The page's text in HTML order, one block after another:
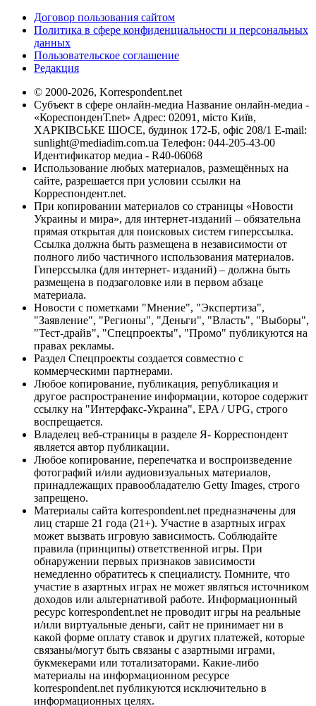
Договор пользования сайтом
Политика в сфере конфиденциальности и персональных
данных
Пользовательское соглашение
Редакция
© 2000-2026, Korrespondent.net
Субъект в сфере онлайн-медиа Название онлайн-медиа -
«КореспонденТ.net» Адрес: 02091, місто Київ,
ХАРКІВСЬКЕ ШОСЕ, будинок 172-Б, офіс 208/1 E-mail:
sunlight@mediadim.com.ua Телефон: 044-205-43-00
Идентификатор медиа - R40-06068
Использование любых материалов, размещённых на
сайте, разрешается при условии ссылки на
Корреспондент.net.
При копировании материалов со страницы «Новости
Украины и мира», для интернет-изданий – обязательна
прямая открытая для поисковых систем гиперссылка.
Ссылка должна быть размещена в независимости от
полного либо частичного использования материалов.
Гиперссылка (для интернет- изданий) – должна быть
размещена в подзаголовке или в первом абзаце
материала.
Новости с пометками "Мнение", "Экспертиза",
"Заявление", "Регионы", "Деньги", "Власть", "Выборы",
"Тест-драйв", "Спецпроекты", "Промо" публикуются на
правах рекламы.
Раздел Спецпроекты создается совместно с
коммерческими партнерами.
Любое копирование, публикация, републикация и
другое распространение информации, которое содержит
ссылку на "Интерфакс-Украина", EPA / UPG, строго
воспрещается.
Владелец веб-страницы в разделе Я- Корреспондент
является автор публикации.
Любое копирование, перепечатка и воспроизведение
фотографий и/или аудиовизуальных материалов,
принадлежащих правообладателю Getty Images, строго
запрещено.
Материалы сайта korrespondent.net предназначены для
лиц старше 21 года (21+). Участие в азартных играх
может вызвать игровую зависимость. Соблюдайте
правила (принципы) ответственной игры. При
обнаружении первых признаков зависимости
немедленно обратитесь к специалисту. Помните, что
участие в азартных играх не может являться источником
доходов или альтернативой работе. Информационный
ресурс korrespondent.net не проводит игры на реальные
и/или виртуальные деньги, сайт не принимает ни в
какой форме оплату ставок и других платежей, которые
связаны/могут быть связаны с азартными играми,
букмекерами или тотализаторами. Какие-либо
материалы на информационном ресурсе
korrespondent.net публикуются исключительно в
информационных целях.